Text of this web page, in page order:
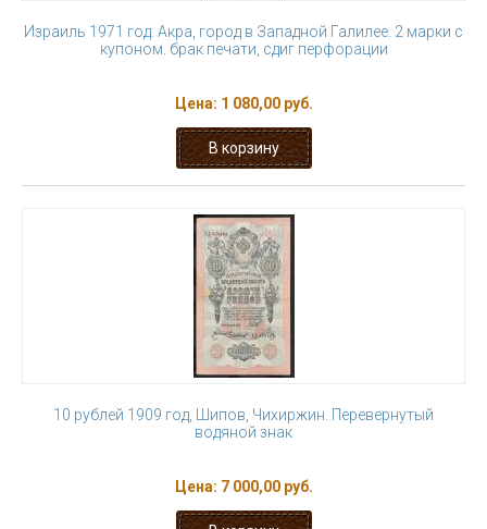
Израиль 1971 год. Акра, город в Западной Галилее. 2 марки с
купоном. брак печати, сдиг перфорации
Цена: 1 080,00 руб.
10 рублей 1909 год, Шипов, Чихиржин. Перевернутый
водяной знак
Цена: 7 000,00 руб.